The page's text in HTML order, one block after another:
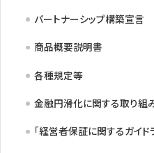
パートナーシップ構築宣言
商品概要説明書
各種規定等
金融円滑化に関する取り組
「経営者保証に関するガイ